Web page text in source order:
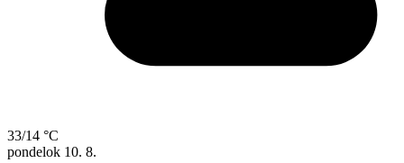
33/14 °C
pondelok 10. 8.